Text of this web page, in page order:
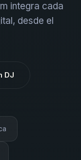
integra cada
desde el
DJ